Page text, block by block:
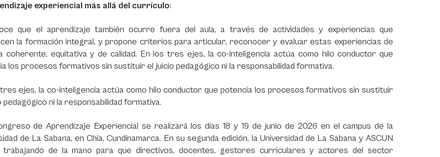
experiencial más allá del currículo:
que el aprendizaje también ocurre fuera del aula, a través de actividades y experiencias que
la formación integral, y propone criterios para articular, reconocer y evaluar estas experiencias de
coherente, equitativa y de calidad. En los tres ejes, la co-inteligencia actúa como hilo conductor que
los procesos formativos sin sustituir el juicio pedagógico ni la responsabilidad formativa.
ejes, la co-inteligencia actúa como hilo conductor que potencia los procesos formativos sin sustituir
pedagógico ni la responsabilidad formativa.
de Aprendizaje Experiencial se realizará los días 18 y 19 de junio de 2026 en el campus de la
de La Sabana, en Chía, Cundinamarca. En su segunda edición, la Universidad de La Sabana y ASCUN
trabajando de la mano para que directivos, docentes, gestores curriculares y actores del sector